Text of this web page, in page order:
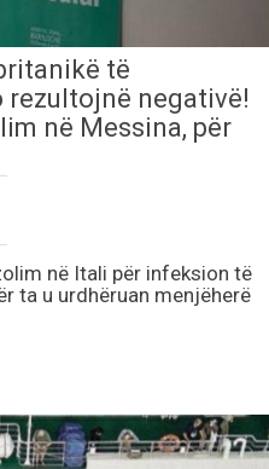
të
negativë!
në Messina, për
në Itali për infeksion të
ta u urdhëruan menjëherë